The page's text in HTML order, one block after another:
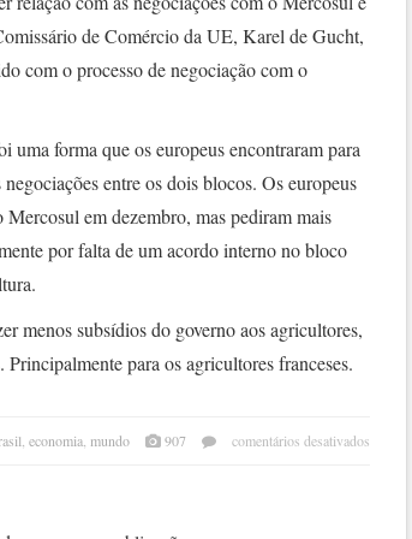
de Comércio da UE, Karel de Gucht,
com o processo de negociação com o
uma forma que os europeus encontraram para
entre os dois blocos. Os europeus
em dezembro, mas pediram mais
por falta de um acordo interno no bloco
menos subsídios do governo aos agricultores,
Principalmente para os agricultores franceses.
economia mundo 907 comentários desativados